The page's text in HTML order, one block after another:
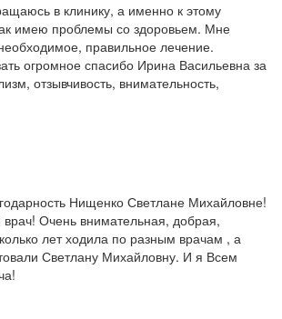
в клинику, а именно к этому
имею проблемы со здоровьем. Мне
правильное лечение.
огромное спасибо Ирина Васильевна за
отзывчивость, внимательность,
Нищенко Светлане Михайловне!
Очень внимательная, добрая,
лет ходила по разным врачам , а
Светлану Михайловну. И я Всем